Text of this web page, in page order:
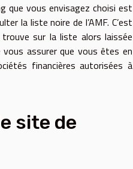
que vous envisagez choisi est
la liste noire de l’AMF. C’est
sur la liste alors laissée
assurer que vous êtes en
financières autorisées à
site de